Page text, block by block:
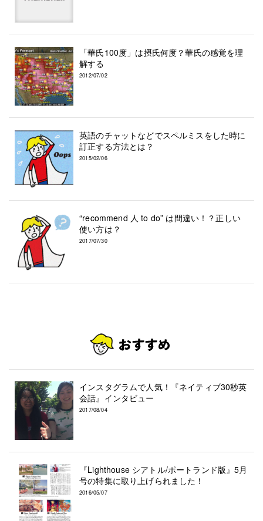
「華氏100度」は摂氏何度？華氏の感覚を理
解する
2012/07/02
英語のチャットなどでスペルミスをした時に
訂正する方法とは？
2015/02/06
“recommend 人 to do” は間違い！？正しい
使い方は？
2017/07/30
インスタグラムで人気！『ネイティブ30秒英
会話』インタビュー
2017/08/04
『Lighthouse シアトル/ポートランド版』5月
号の特集に取り上げられました！
2016/05/07